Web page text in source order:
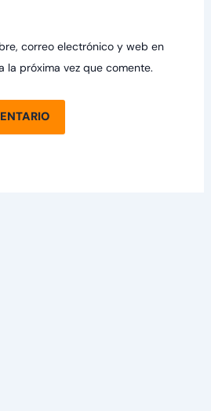
correo electrónico y web en
la próxima vez que comente.